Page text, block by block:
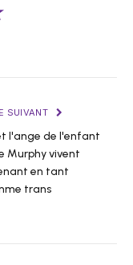
SUIVANT
l'ange de l'enfant
Murphy vivent
en tant
trans